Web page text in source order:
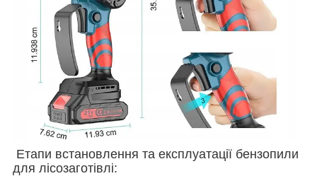
Етапи встановлення та експлуатації бензопили
для лісозаготівлі: